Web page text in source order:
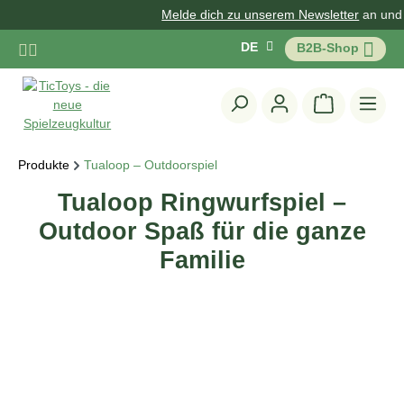
Melde dich zu unserem Newsletteran und
DE B2B-Shop
Produkte Tualoop – Outdoorspiel
Tualoop Ringwurfspiel –
Outdoor Spaß für die ganze
Familie